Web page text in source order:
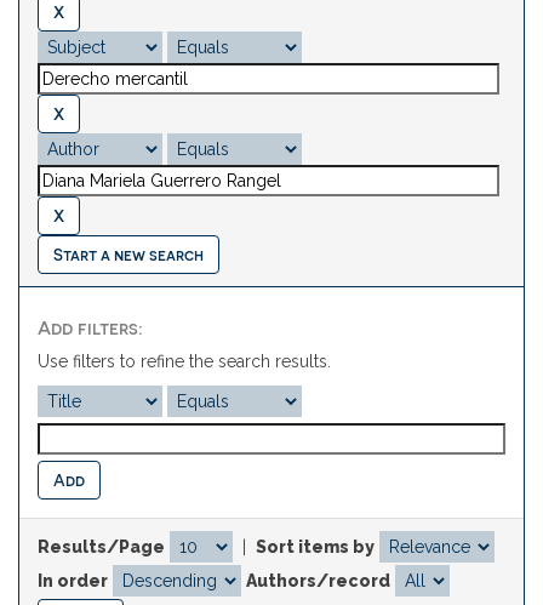
Start a new search
Add filters:
Use filters to refine the search results.
Results/Page
Sort items by
In order
Authors/record